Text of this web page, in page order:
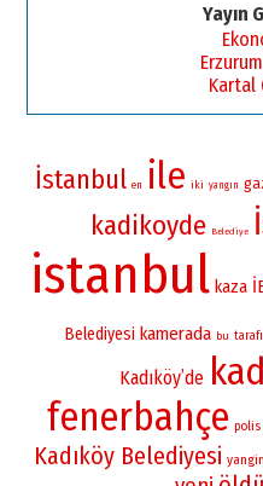
Yayın
Kartal
İstanbul en ile iki yangın
kadikoyde Belediye
istanbul kaza
Belediyesi kamerada bu
Kadıköy’de
fenerbahçe polis
Kadıköy Belediyesi yangin